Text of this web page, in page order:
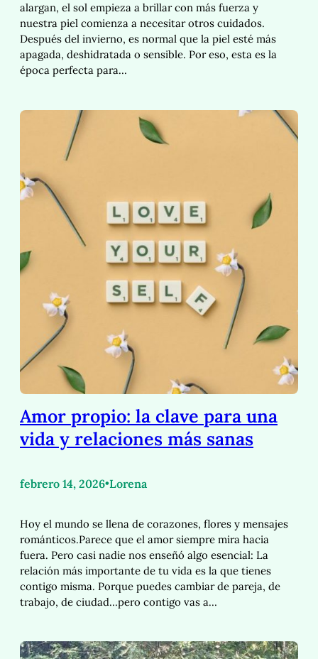
alargan, el sol empieza a brillar con más fuerza y
nuestra piel comienza a necesitar otros cuidados.
Después del invierno, es normal que la piel esté más
apagada, deshidratada o sensible. Por eso, esta es la
época perfecta para…
Amor propio: la clave para una
vida y relaciones más sanas
febrero 14, 2026•Lorena
Hoy el mundo se llena de corazones, flores y mensajes
románticos.Parece que el amor siempre mira hacia
fuera. Pero casi nadie nos enseñó algo esencial: La
relación más importante de tu vida es la que tienes
contigo misma. Porque puedes cambiar de pareja, de
trabajo, de ciudad…pero contigo vas a…